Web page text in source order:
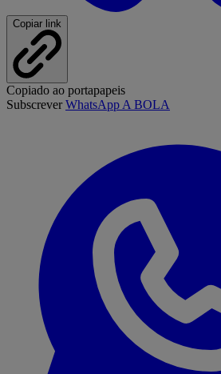
Copiar link
Copiado ao portapapeis
SubscreverWhatsApp A BOLA